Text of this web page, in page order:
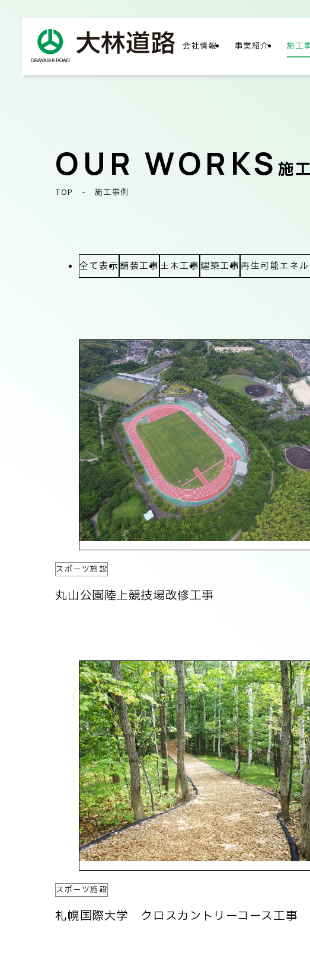
会社情報
サステナビリ
事業紹介 施工
OUR WORKS施
TOP - 施工事例
全て表示 舗装工事土木工事建築工事再生可能エネ
スポーツ施設
丸山公園陸上競技場改修工事
スポーツ施設
札幌国際大学 クロスカントリーコース工事